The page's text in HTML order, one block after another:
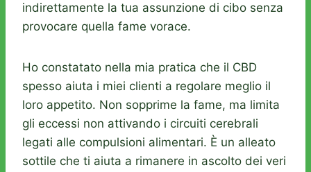
indirettamente la tua assunzione di cibo senza
provocare quella fame vorace.
Ho constatato nella mia pratica che il CBD
spesso aiuta i miei clienti a regolare meglio il
loro appetito. Non sopprime la fame, ma limita
gli eccessi non attivando i circuiti cerebrali
legati alle compulsioni alimentari. È un alleato
sottile che ti aiuta a rimanere in ascolto dei veri